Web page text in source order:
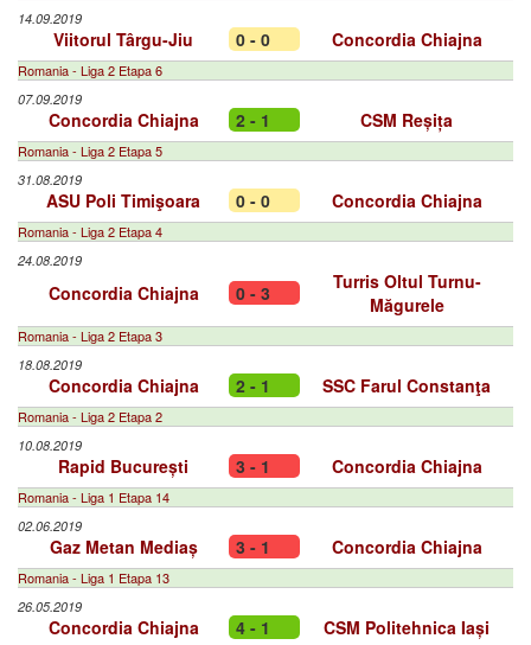
14.09.2019
Viitorul Târgu-Jiu 0 - 0 Concordia Chiajna
Romania - Liga 2 Etapa 6
07.09.2019
Concordia Chiajna 2 - 1 CSM Reșița
Romania - Liga 2 Etapa 5
31.08.2019
ASU Poli Timişoara 0 - 0 Concordia Chiajna
Romania - Liga 2 Etapa 4
24.08.2019
Concordia Chiajna 0 - 3
Turris Oltul Turnu-
Măgurele
Romania - Liga 2 Etapa 3
18.08.2019
Concordia Chiajna 2 - 1 SSC Farul Constanţa
Romania - Liga 2 Etapa 2
10.08.2019
Rapid București 3 - 1 Concordia Chiajna
Romania - Liga 1 Etapa 14
02.06.2019
Gaz Metan Mediaș 3 - 1 Concordia Chiajna
Romania - Liga 1 Etapa 13
26.05.2019
Concordia Chiajna 4 - 1 CSM Politehnica Iași